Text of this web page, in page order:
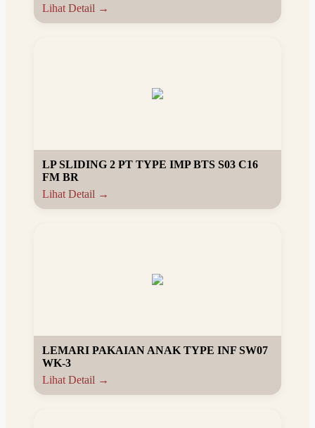
Lihat Detail →
LP SLIDING 2 PT TYPE IMP BTS S03 C16
FM BR
Lihat Detail →
LEMARI PAKAIAN ANAK TYPE INF SW07
WK-3
Lihat Detail →